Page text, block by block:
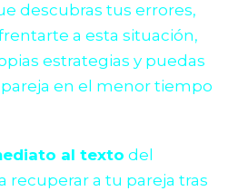
descubras tus errores,
a esta situación,
estrategias y puedas
en el menor tiempo
al texto del
recuperar a tu pareja tras